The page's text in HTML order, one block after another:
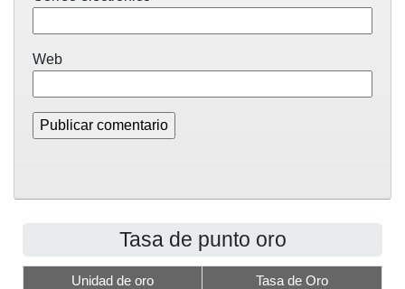
Web
Tasa de punto oro
Unidad de oro Tasa de Oro